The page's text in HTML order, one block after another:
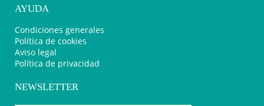
AYUDA
Condiciones generales
Política de cookies
Aviso legal
Política de privacidad
NEWSLETTER